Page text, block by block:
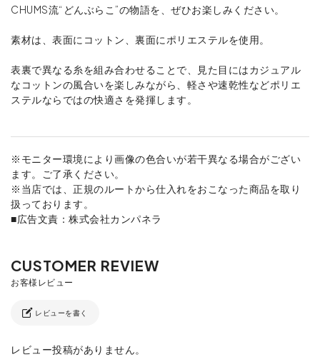
CHUMS流“どんぶらこ”の物語を、ぜひお楽しみください。
素材は、表面にコットン、裏面にポリエステルを使用。
表裏で異なる糸を組み合わせることで、見た目にはカジュアル
なコットンの風合いを楽しみながら、軽さや速乾性などポリエ
ステルならではの快適さを発揮します。
※モニター環境により画像の色合いが若干異なる場合がござい
ます。ご了承ください。
※当店では、正規のルートから仕入れをおこなった商品を取り
扱っております。
■広告文責：株式会社カンパネラ
レビューを書く
レビュー投稿がありません。